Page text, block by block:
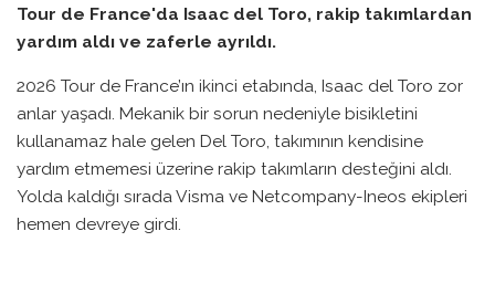
Tour de France'da Isaac del Toro, rakip takımlardan
yardım aldı ve zaferle ayrıldı.
2026 Tour de France’ın ikinci etabında, Isaac del Toro zor
anlar yaşadı. Mekanik bir sorun nedeniyle bisikletini
kullanamaz hale gelen Del Toro, takımının kendisine
yardım etmemesi üzerine rakip takımların desteğini aldı.
Yolda kaldığı sırada Visma ve Netcompany-Ineos ekipleri
hemen devreye girdi.